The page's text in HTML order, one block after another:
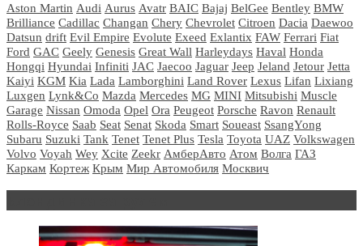
Aston Martin Audi Aurus Avatr BAIC Bajaj BelGee Bentley BMW
Brilliance Cadillac Changan Chery Chevrolet Citroen Dacia Daewoo
Datsun drift Evil Empire Evolute Exeed Exlantix FAW Ferrari Fiat
Ford GAC Geely Genesis Great Wall Harleydays Haval Honda
Hongqi Hyundai Infiniti JAC Jaecoo Jaguar Jeep Jeland Jetour Jetta
Kaiyi KGM Kia Lada Lamborghini Land Rover Lexus Lifan Lixiang
Luxgen Lynk&Co Mazda Mercedes MG MINI Mitsubishi Muscle
Garage Nissan Omoda Opel Ora Peugeot Porsche Ravon Renault
Rolls-Royce Saab Seat Senat Skoda Smart Soueast SsangYong
Subaru Suzuki Tank Tenet Tenet Plus Tesla Toyota UAZ Volkswagen
Volvo Voyah Wey Xcite Zeekr АмберАвто Атом Волга ГАЗ
Каркам Кортеж Крым Мир Автомобиля Москвич